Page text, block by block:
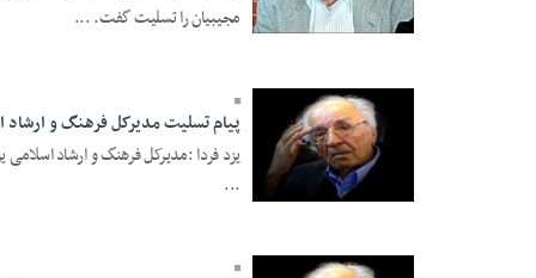
12 Mordad 1396 -
مجیبیان را تسلیت گفت. ...
12 Mordad 1396 -
پیام تسلیت مدیرکل فرهنگ و
یزد فردا :مدیرکل فرهنگ و ارشاد
...